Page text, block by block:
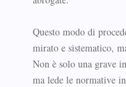
Questo modo di
mirato e sistematico,
Non è solo una grave
ma lede le normative